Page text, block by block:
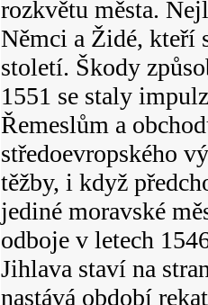
rozkvětu města.
Němci a Židé, kteří
století. Škody
1551 se staly
Řemeslům a
středoevropského
těžby, i když
jediné moravské
odboje v letech
Jihlava staví na
nastává období